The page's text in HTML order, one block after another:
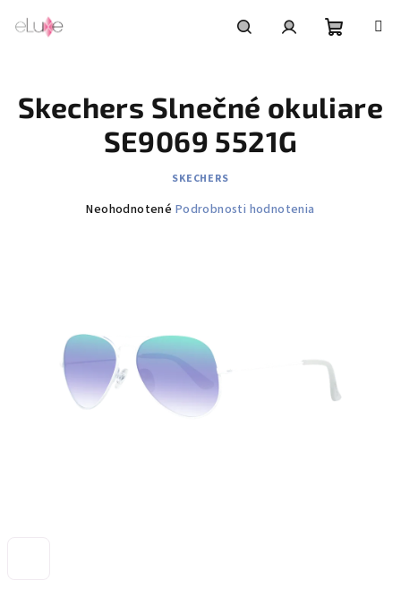
košík
Skechers Slnečné okuliare
SE9069 5521G
SKECHERS
Priemerné
hviezdičiek.
Neohodnotené Podrobnosti hodnotenia